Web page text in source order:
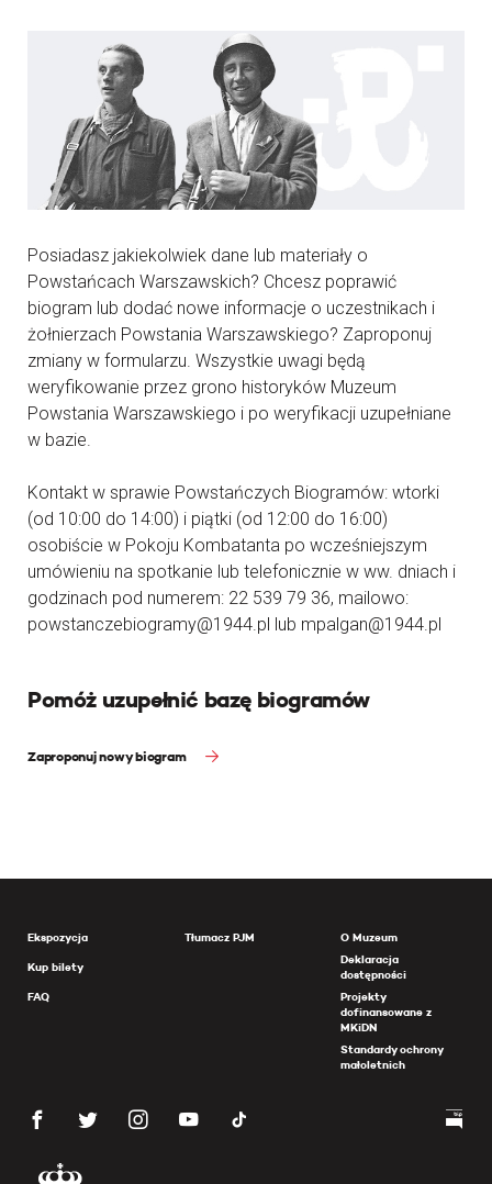
Posiadasz jakiekolwiek dane lub materiały o
Powstańcach Warszawskich? Chcesz poprawić
biogram lub dodać nowe informacje o uczestnikach i
żołnierzach Powstania Warszawskiego? Zaproponuj
zmiany w formularzu. Wszystkie uwagi będą
weryfikowanie przez grono historyków Muzeum
Powstania Warszawskiego i po weryfikacji uzupełniane
w bazie.
Kontakt w sprawie Powstańczych Biogramów: wtorki
(od 10:00 do 14:00) i piątki (od 12:00 do 16:00)
osobiście w Pokoju Kombatanta po wcześniejszym
umówieniu na spotkanie lub telefonicznie w ww. dniach i
godzinach pod numerem: 22 539 79 36, mailowo:
powstanczebiogramy@1944.pl lub mpalgan@1944.pl
Pomóż uzupełnić bazę biogramów
Zaproponuj nowy biogram
Ekspozycja
Kup bilety
FAQ
Tłumacz PJM
O Muzeum
Deklaracja
dostępności
Projekty
dofinansowane z
MKiDN
Standardy ochrony
małoletnich